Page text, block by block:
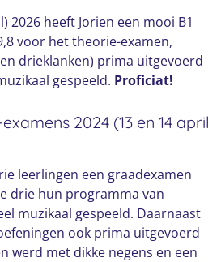
2026 heeft Jorien een mooi B1
voor het theorie-examen,
drieklanken) prima uitgevoerd
gespeeld. Proficiat!
2024 (13 en 14 april
leerlingen een graadexamen
drie hun programma van
muzikaal gespeeld. Daarnaast
ook prima uitgevoerd
werd met dikke negens en een